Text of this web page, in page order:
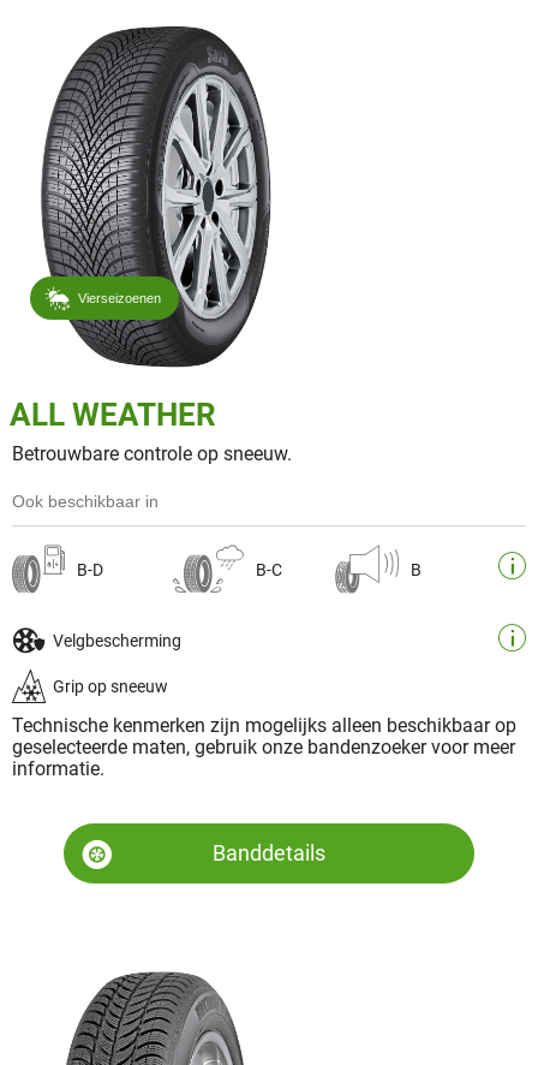
Vierseizoenen
ALL WEATHER
Betrouwbare controle op sneeuw.
Ook beschikbaar in
B-D B-C B
Velgbescherming
Grip op sneeuw
Technische kenmerken zijn mogelijks alleen beschikbaar op
geselecteerde maten, gebruik onze bandenzoeker voor meer
informatie.
Banddetails